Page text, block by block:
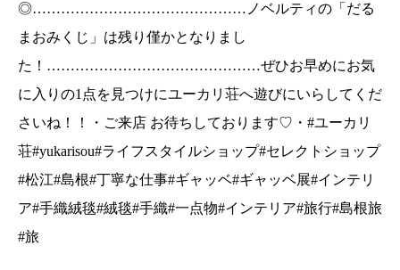
◎………………………………………ノベルティの「だる
まおみくじ」は残り僅かとなりまし
た！………………………………………ぜひお早めにお気
に入りの1点を見つけにユーカリ荘へ遊びにいらしてくだ
さいね！！・ご来店 お待ちしております♡・#ユーカリ
荘#yukarisou#ライフスタイルショップ#セレクトショップ
#松江#島根#丁寧な仕事#ギャッベ#ギャッベ展#インテリ
ア#手織絨毯#絨毯#手織#一点物#インテリア#旅行#島根旅
#旅